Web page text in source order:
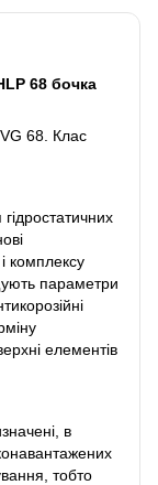
68 бочка
VG 68. Клас
комплексу
параметри
елементів
в
тобто